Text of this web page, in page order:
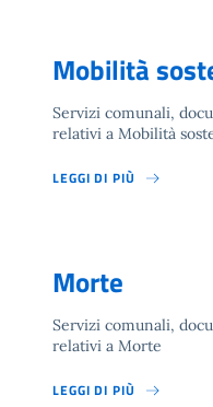
Mobilità
Servizi comunali,
relativi a Mobilità
LEGGI DI PIÙ
Morte
Servizi comunali,
relativi a Morte
LEGGI DI PIÙ